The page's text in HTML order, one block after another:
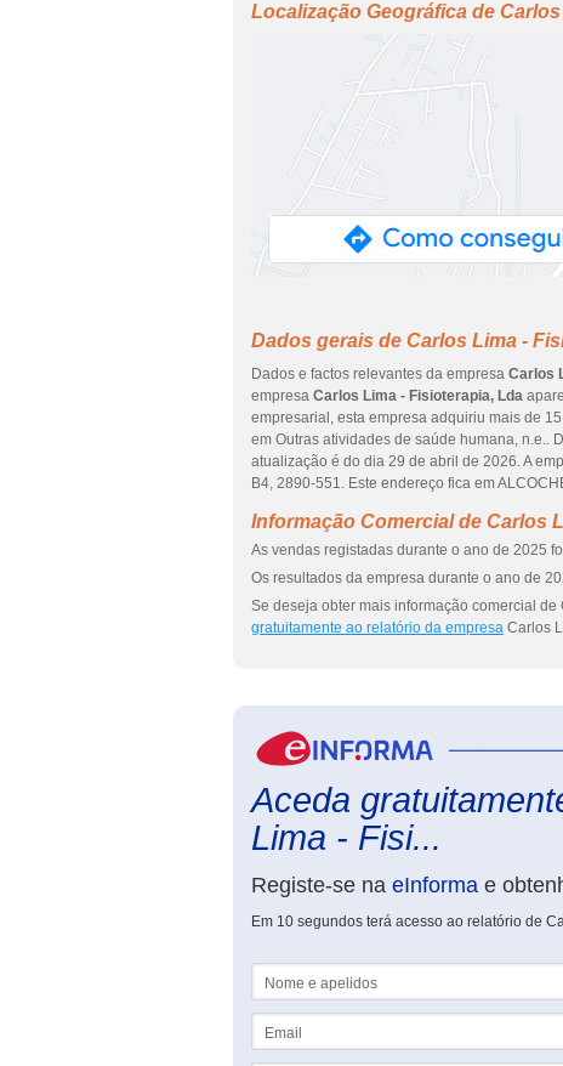
Localização Geográfica de
Dados gerais de Carlos Lima -
Dados e factos relevantes da empresa Carlos
empresa Carlos Lima - Fisioterapia, Lda
empresarial, esta empresa adquiriu mais de
em Outras atividades de saúde humana, n.e..
atualização é do dia 29 de abril de 2026. A
B4, 2890-551. Este endereço fica em
Informação Comercial de Carlos
As vendas registadas durante o ano de 2025
Os resultados da empresa durante o ano de
Se deseja obter mais informação comercial
gratuitamente ao relatório da empresa Carlos
Aceda
Lima - Fisi...
Registe-se na eInforma e
Em 10 segundos terá acesso ao relatório de